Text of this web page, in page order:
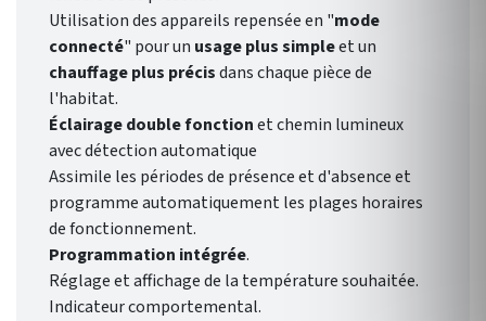
Utilisation des appareils repensée en "mode
connecté" pour un usage plus simpleet un
chauffage plus précisdans chaque pièce de
l'habitat.
Éclairage double fonctionet chemin lumineux
avec détection automatique
Assimile les périodes de présence et d'absence et
programme automatiquement les plages horaires
de fonctionnement.
Programmation intégrée.
Réglage et affichage de la température souhaitée.
Indicateur comportemental.